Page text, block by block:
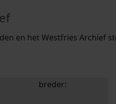
een aantal zoektips.
en het Westfries Archief
uw zoekopdracht te
breder: